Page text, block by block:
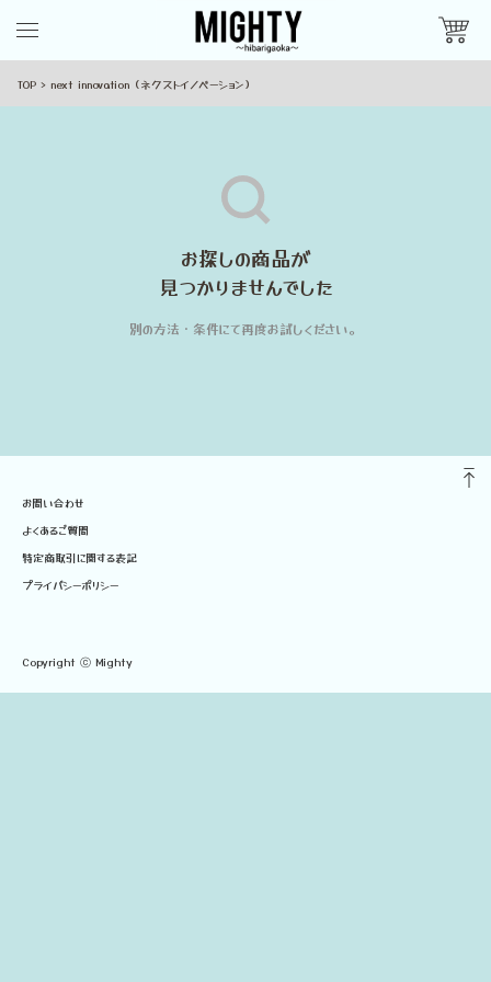
TOP next innovation（ネクストイノベーション）
お探しの商品が
見つかりませんでした
別の方法・条件にて再度お試しください。
お問い合わせ
よくあるご質問
特定商取引に関する表記
プライバシーポリシー
Copyright ⓒ Mighty